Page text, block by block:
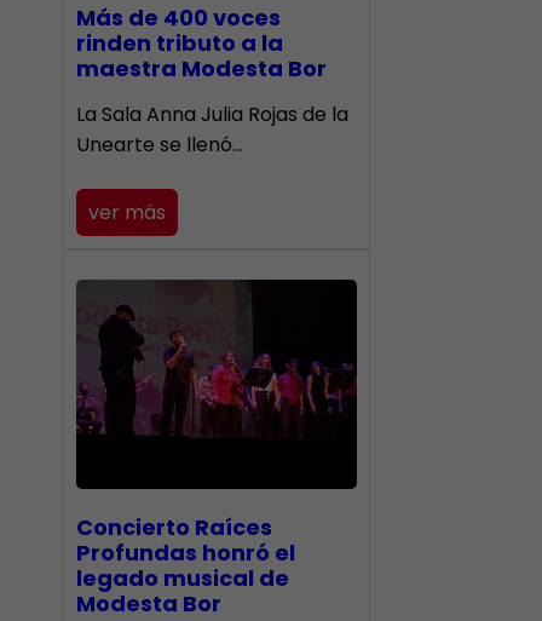
Más de 400 voces
rinden tributo a la
maestra Modesta Bor
​La Sala Anna Julia Rojas de la
Unearte se llenó…
ver más
​Concierto Raíces
Profundas honró el
legado musical de
Modesta Bor